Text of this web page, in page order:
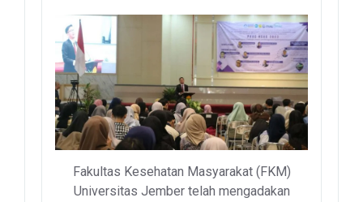
Fakultas Kesehatan Masyarakat (FKM)
Universitas Jember telah mengadakan